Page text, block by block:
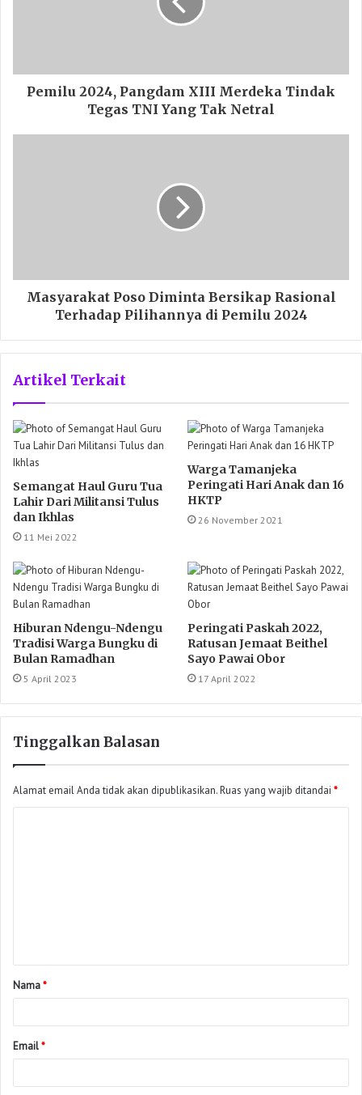
Pemilu 2024, Pangdam XIII Merdeka Tindak
Tegas TNI Yang Tak Netral
Masyarakat Poso Diminta Bersikap Rasional
Terhadap Pilihannya di Pemilu 2024
Artikel Terkait
Semangat Haul Guru Tua
Lahir Dari Militansi Tulus
dan Ikhlas
11 Mei 2022
Warga Tamanjeka
Peringati Hari Anak dan 16
HKTP
26 November 2021
Hiburan Ndengu-Ndengu
Tradisi Warga Bungku di
Bulan Ramadhan
5 April 2023
Peringati Paskah 2022,
Ratusan Jemaat Beithel
Sayo Pawai Obor
17 April 2022
Tinggalkan Balasan
Alamat email Anda tidak akan dipublikasikan.Ruas yang wajib ditandai *
Nama*
Email*